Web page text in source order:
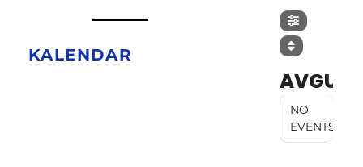
KALENDAR
AVGUST
NO
EVENTS